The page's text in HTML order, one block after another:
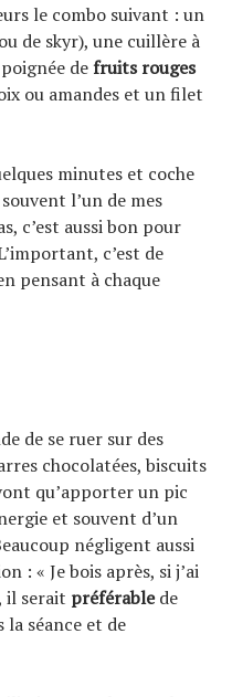
le combo suivant : un
de skyr), une cuillère à
defruits rouges
ou amandes et un filet
minutes et coche
l’un de mes
c’est aussi bon pour
c’est de
pensant à chaque
de se ruer sur des
chocolatées, biscuits
qu’apporter un pic
et souvent d’un
négligent aussi
: « Je bois après, si j’ai
il serait préférablede
séance et de